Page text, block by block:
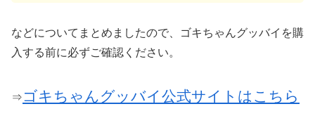
などについてまとめましたので、ゴキちゃんグッバイを購
入する前に必ずご確認ください。
⇒ ゴキちゃんグッバイ公式サイトはこちら